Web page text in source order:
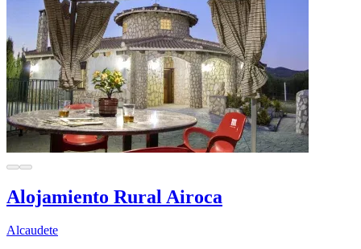
Alojamiento Rural Airoca
Alcaudete